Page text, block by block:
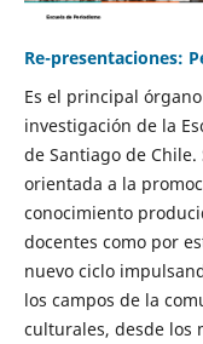
Re-presentaciones:
Es el principal
investigación de la
de Santiago de
orientada a la
conocimiento
docentes como por
nuevo ciclo
los campos de la
culturales, desde los